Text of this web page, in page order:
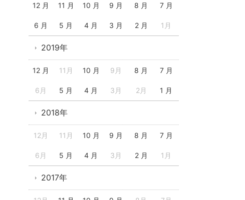
12 月 11 月 10 月 9 月 8 月 7 月
6 月 5 月 4 月 3 月 2 月 1月
2019年
12 月 11月 10 月 9月 8 月 7 月
6月 5 月 4 月 3月 2月 1 月
2018年
12月 11月 10 月 9 月 8 月 7 月
6月 5 月 4 月 3月 2 月 1月
2017年